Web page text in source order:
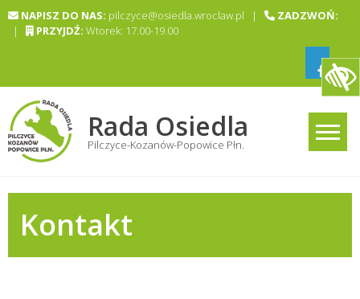
Skip NAPISZ DO NAS: pilczyce@osiedla.wroclaw.pl |
ZADZWOŃ:
|
PRZYJDŹ: Wtorek: 17.00-19.00
Rada Osiedla
Pilczyce-Kozanów-Popowice Płn.
Kontakt